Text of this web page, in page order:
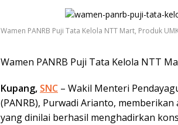
Wamen PANRB Puji Tata Kelola NTT Mart, Produk
Wamen PANRB Puji Tata Kelola NTT
Kupang, SNC – Wakil Menteri
(PANRB), Purwadi Arianto,
yang dinilai berhasil menghadirkan